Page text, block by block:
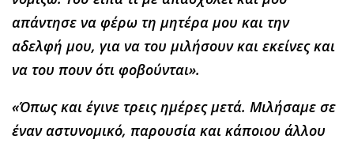
απάντησε να φέρω τη μητέρα μου και την
αδελφή μου, για να του μιλήσουν και εκείνες και
να του πουν ότι φοβούνται».
«Όπως και έγινε τρεις ημέρες μετά. Μιλήσαμε σε
έναν αστυνομικό, παρουσία και κάποιου άλλου